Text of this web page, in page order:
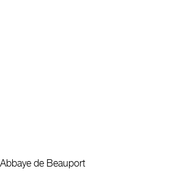
Abbaye de Beauport